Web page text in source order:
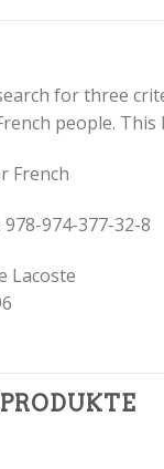
for three
people.
French
974-377-32-8
Lacoste